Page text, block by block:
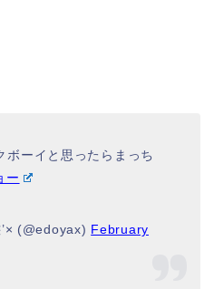
ボーイと思ったらまっち
ー
(@edoyax) February